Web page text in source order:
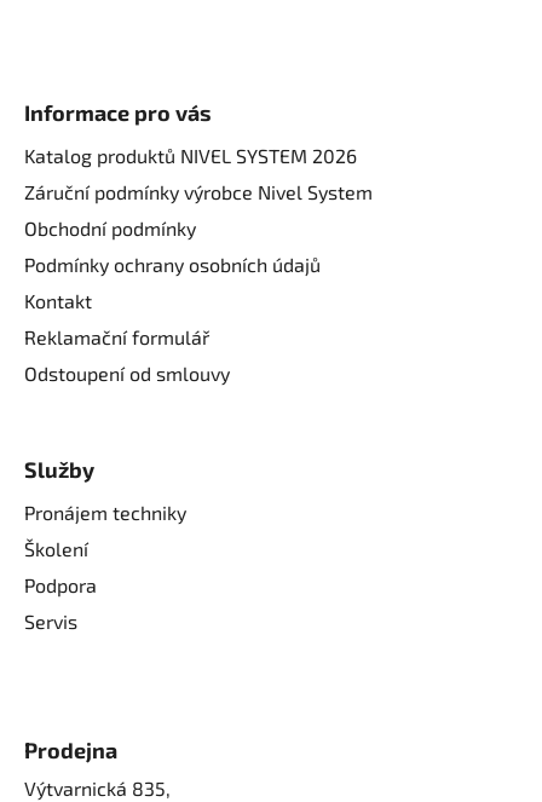
Informace pro vás
Katalog produktů NIVEL SYSTEM 2026
Záruční podmínky výrobce Nivel System
Obchodní podmínky
Podmínky ochrany osobních údajů
Kontakt
Reklamační formulář
Odstoupení od smlouvy
Služby
Pronájem techniky
Školení
Podpora
Servis
Prodejna
Výtvarnická 835,